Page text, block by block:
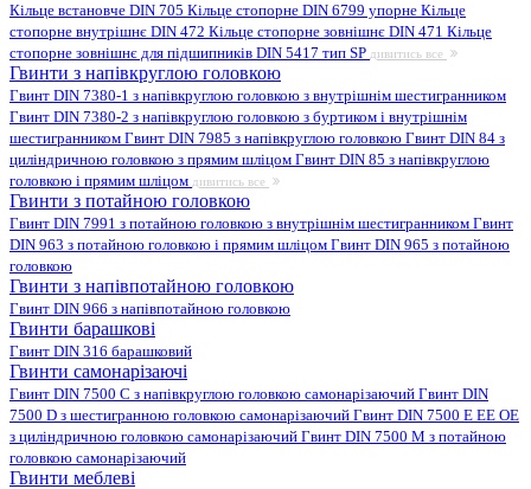
Кільце встановче DIN 705 Кільце стопорне DIN 6799 упорне Кільце
стопорне внутрішнє DIN 472 Кільце стопорне зовнішнє DIN 471 Кільце
стопорне зовнішнє для підшипників DIN 5417 тип SP дивитись все
Гвинти з напівкруглою головкою
Гвинт DIN 7380-1 з напівкруглою головкою з внутрішнім шестигранником
Гвинт DIN 7380-2 з напівкруглою головкою з буртиком і внутрішнім
шестигранником Гвинт DIN 7985 з напівкруглою головкою Гвинт DIN 84 з
циліндричною головкою з прямим шліцом Гвинт DIN 85 з напівкруглою
головкою і прямим шліцом дивитись все
Гвинти з потайною головкою
Гвинт DIN 7991 з потайною головкою з внутрішнім шестигранником Гвинт
DIN 963 з потайною головкою і прямим шліцом Гвинт DIN 965 з потайною
головкою
Гвинти з напівпотайною головкою
Гвинт DIN 966 з напівпотайною головкою
Гвинти барашкові
Гвинт DIN 316 барашковий
Гвинти самонарізаючі
Гвинт DIN 7500 C з напівкруглою головкою самонарізаючий Гвинт DIN
7500 D з шестигранною головкою самонарізаючий Гвинт DIN 7500 E EE OE
з циліндричною головкою самонарізаючий Гвинт DIN 7500 M з потайною
головкою самонарізаючий
Гвинти меблеві